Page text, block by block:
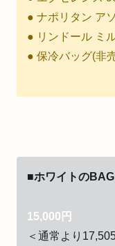
● ナポリタン ア
● リンドール ミ
● 保冷バッグ(非
■ホワイトのBAG
15,000円
＜通常より